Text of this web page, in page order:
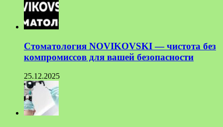
Стоматология NOVIKOVSKI — чистота без
компромиссов для вашей безопасности
25.12.2025